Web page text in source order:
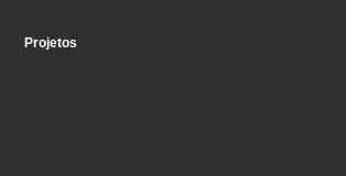
Projetos